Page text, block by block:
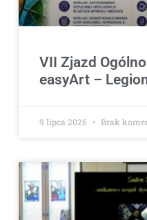
VII Zjazd
easyArt –
9 lipca 2026 Brak